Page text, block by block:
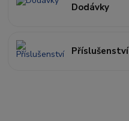
Dodávky
Příslušenství